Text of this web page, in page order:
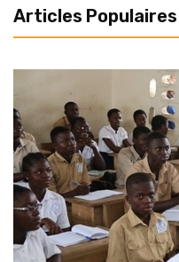
Articles Populaires